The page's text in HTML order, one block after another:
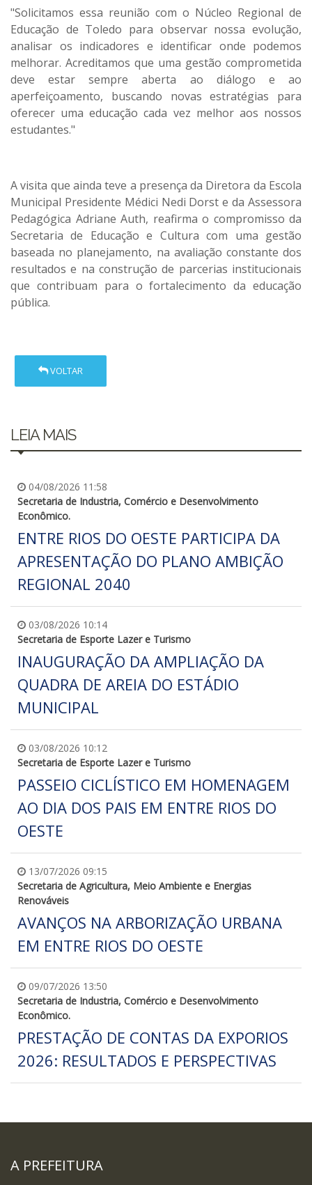
"Solicitamos essa reunião com o Núcleo Regional de
Educação de Toledo para observar nossa evolução,
analisar os indicadores e identificar onde podemos
melhorar. Acreditamos que uma gestão comprometida
deve estar sempre aberta ao diálogo e ao
aperfeiçoamento, buscando novas estratégias para
oferecer uma educação cada vez melhor aos nossos
estudantes."
A visita que ainda teve a presença da Diretora da Escola
Municipal Presidente Médici Nedi Dorst e da Assessora
Pedagógica Adriane Auth, reafirma o compromisso da
Secretaria de Educação e Cultura com uma gestão
baseada no planejamento, na avaliação constante dos
resultados e na construção de parcerias institucionais
que contribuam para o fortalecimento da educação
pública.
VOLTAR
LEIA MAIS
04/08/2026 11:58
Secretaria de Industria, Comércio e Desenvolvimento
Econômico.
ENTRE RIOS DO OESTE PARTICIPA DA
APRESENTAÇÃO DO PLANO AMBIÇÃO
REGIONAL 2040
03/08/2026 10:14
Secretaria de Esporte Lazer e Turismo
INAUGURAÇÃO DA AMPLIAÇÃO DA
QUADRA DE AREIA DO ESTÁDIO
MUNICIPAL
03/08/2026 10:12
Secretaria de Esporte Lazer e Turismo
PASSEIO CICLÍSTICO EM HOMENAGEM
AO DIA DOS PAIS EM ENTRE RIOS DO
OESTE
13/07/2026 09:15
Secretaria de Agricultura, Meio Ambiente e Energias
Renováveis
AVANÇOS NA ARBORIZAÇÃO URBANA
EM ENTRE RIOS DO OESTE
09/07/2026 13:50
Secretaria de Industria, Comércio e Desenvolvimento
Econômico.
PRESTAÇÃO DE CONTAS DA EXPORIOS
2026: RESULTADOS E PERSPECTIVAS
A PREFEITURA